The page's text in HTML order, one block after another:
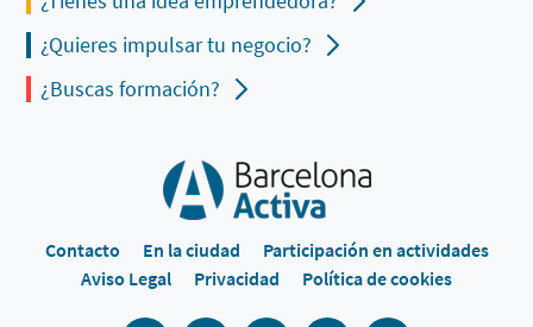
¿Quieres impulsar tu negocio?
¿Buscas formación?
Contacto En la ciudad
Participación en actividades
Aviso Legal
Privacidad Política de cookies